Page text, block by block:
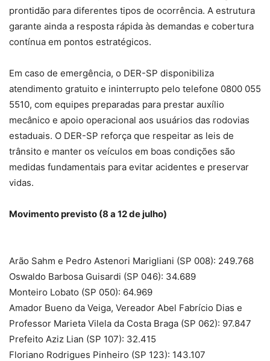
prontidão para diferentes tipos de ocorrência. A estrutura
garante ainda a resposta rápida às demandas e cobertura
contínua em pontos estratégicos.
Em caso de emergência, o DER-SP disponibiliza
atendimento gratuito e ininterrupto pelo telefone 0800 055
5510, com equipes preparadas para prestar auxílio
mecânico e apoio operacional aos usuários das rodovias
estaduais. O DER-SP reforça que respeitar as leis de
trânsito e manter os veículos em boas condições são
medidas fundamentais para evitar acidentes e preservar
vidas.
Movimento previsto (8 a 12 de julho)
Arão Sahm e Pedro Astenori Marigliani (SP 008): 249.768
Oswaldo Barbosa Guisardi (SP 046): 34.689
Monteiro Lobato (SP 050): 64.969
Amador Bueno da Veiga, Vereador Abel Fabrício Dias e
Professor Marieta Vilela da Costa Braga (SP 062): 97.847
Prefeito Aziz Lian (SP 107): 32.415
Floriano Rodrigues Pinheiro (SP 123): 143.107